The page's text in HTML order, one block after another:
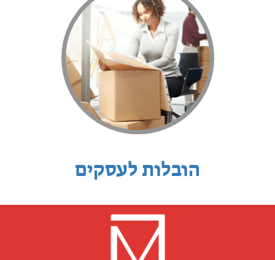
הובלות לעסקים